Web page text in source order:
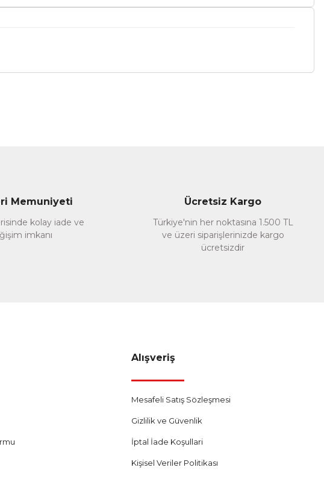
tarafımıza iletebilirsiniz.
Memuniyeti
kolay iade ve
imkanı
Ücretsiz Kargo
Türkiye'nin her noktasına 1.500 TL
ve üzeri siparişlerinizde kargo
ücretsizdir
Alışveriş
Mesafeli Satış Sözleşmesi
Gizlilik ve Güvenlik
İptal İade Koşullari
Kişisel Veriler Politikası